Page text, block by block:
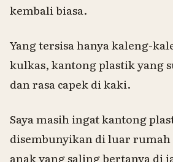
kembali biasa.
Yang tersisa hanya kaleng-
kulkas, kantong plastik yang
dan rasa capek di kaki.
Saya masih ingat kantong
disembunyikan di luar
anak yang saling bertanya di